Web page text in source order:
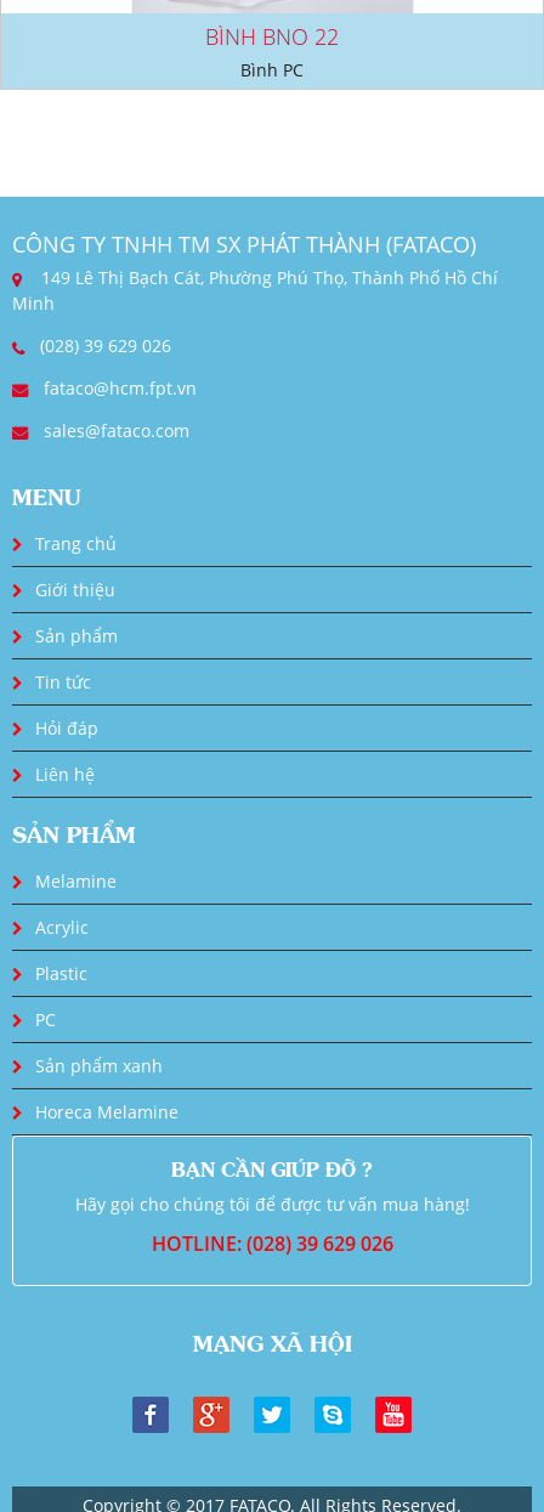
BÌNH BNO 22
Bình PC
CÔNG TY TNHH TM SX PHÁT THÀNH (FATACO)
149 Lê Thị Bạch Cát, Phường Phú Thọ, Thành Phố Hồ Chí
Minh
(028) 39 629 026
fataco@hcm.fpt.vn
sales@fataco.com
MENU
Trang chủ
Giới thiệu
Sản phẩm
Tin tức
Hỏi đáp
Liên hệ
SẢN PHẨM
Melamine
Acrylic
Plastic
PC
Sản phẩm xanh
Horeca Melamine
BẠN CẦN GIÚP ĐỠ ?
Hãy gọi cho chúng tôi để được tư vấn mua hàng!
HOTLINE: (028) 39 629 026
MẠNG XÃ HỘI
Copyright © 2017 FATACO. All Rights Reserved.